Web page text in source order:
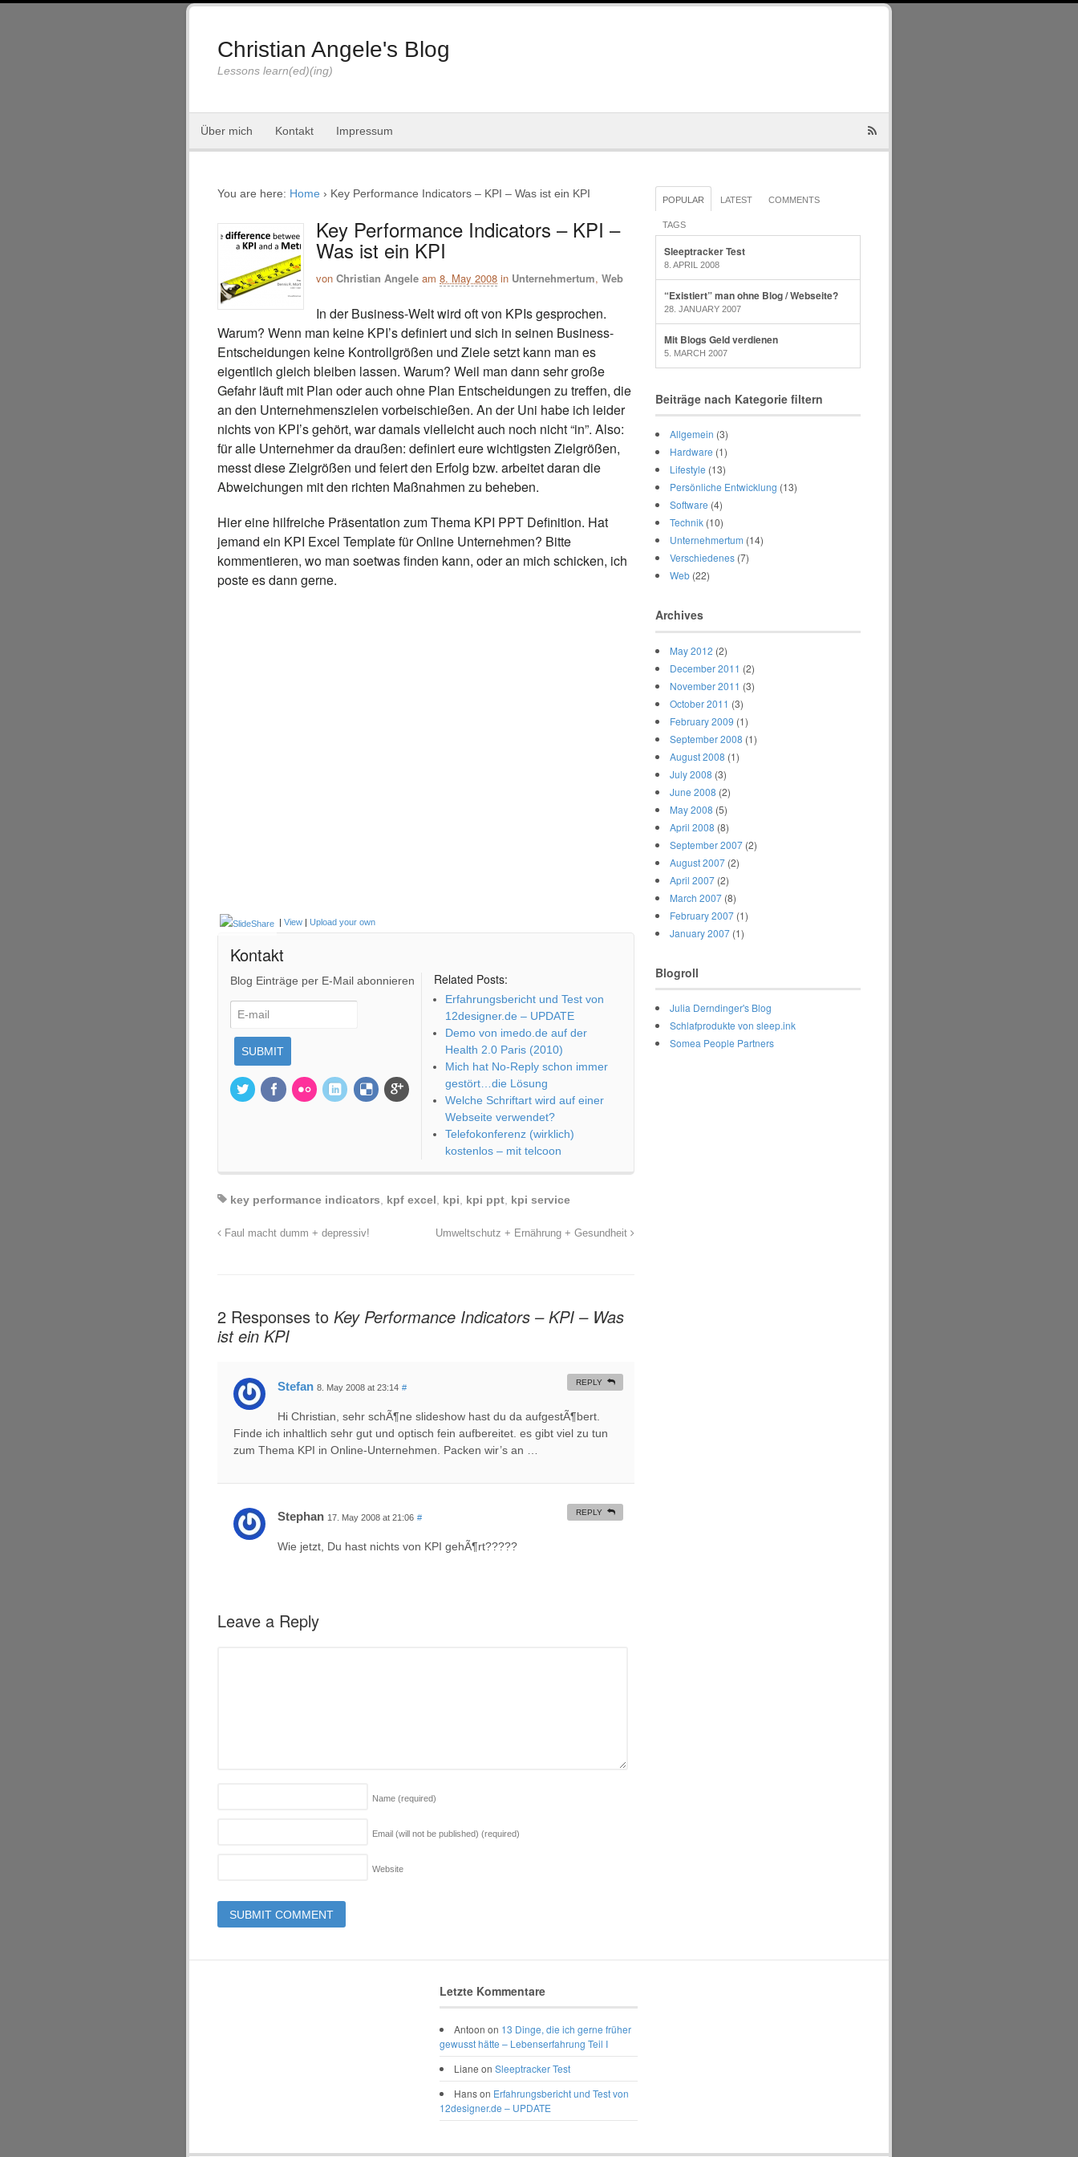
Christian Angele's Blog
Lessons learn(ed)(ing)
Über mich Kontakt Impressum
You are here: Home › Key Performance Indicators – KPI – Was ist ein KPI
Key Performance Indicators – KPI –
Was ist ein KPI
von Christian Angele am 8. May 2008 in Unternehmertum, Web
In der Business-Welt wird oft von KPIs gesprochen.
Warum? Wenn man keine KPI’s definiert und sich in seinen Business-
Entscheidungen keine Kontrollgrößen und Ziele setzt kann man es
eigentlich gleich bleiben lassen. Warum? Weil man dann sehr große
Gefahr läuft mit Plan oder auch ohne Plan Entscheidungen zu treffen, die
an den Unternehmenszielen vorbeischießen. An der Uni habe ich leider
nichts von KPI’s gehört, war damals vielleicht auch noch nicht “in”. Also:
für alle Unternehmer da draußen: definiert eure wichtigsten Zielgrößen,
messt diese Zielgrößen und feiert den Erfolg bzw. arbeitet daran die
Abweichungen mit den richten Maßnahmen zu beheben.
Hier eine hilfreiche Präsentation zum Thema KPI PPT Definition. Hat
jemand ein KPI Excel Template für Online Unternehmen? Bitte
kommentieren, wo man soetwas finden kann, oder an mich schicken, ich
poste es dann gerne.
| View | Upload your own
Kontakt
Blog Einträge per E-Mail abonnieren Related Posts:
Erfahrungsbericht und Test von
12designer.de – UPDATE
Demo von imedo.de auf der
Health 2.0 Paris (2010)
Mich hat No-Reply schon immer
gestört…die Lösung
Welche Schriftart wird auf einer
Webseite verwendet?
Telefokonferenz (wirklich)
kostenlos – mit telcoon
key performance indicators kpf excel kpi kpi ppt kpi service
Faul macht dumm + depressiv! Umweltschutz + Ernährung + Gesundheit
2 Responses to Key Performance Indicators – KPI – Was
ist ein KPI
Stefan 8. May 2008 at 23:14 #
Hi Christian, sehr schÃ¶ne slideshow hast du da aufgestÃ¶bert.
Finde ich inhaltlich sehr gut und optisch fein aufbereitet. es gibt viel zu tun
zum Thema KPI in Online-Unternehmen. Packen wir’s an …
REPLY
Stephan 17. May 2008 at 21:06 #
Wie jetzt, Du hast nichts von KPI gehÃ¶rt?????
REPLY
Leave a Reply
Name (required)
Email (will not be published) (required)
Website
POPULAR LATEST COMMENTS
TAGS
Sleeptracker Test
8. APRIL 2008
“Existiert” man ohne Blog / Webseite?
28. JANUARY 2007
Mit Blogs Geld verdienen
5. MARCH 2007
Beiträge nach Kategorie filtern
Allgemein (3)
Hardware (1)
Lifestyle (13)
Persönliche Entwicklung (13)
Software (4)
Technik (10)
Unternehmertum (14)
Verschiedenes (7)
Web (22)
Archives
May 2012 (2)
December 2011 (2)
November 2011 (3)
October 2011 (3)
February 2009 (1)
September 2008 (1)
August 2008 (1)
July 2008 (3)
June 2008 (2)
May 2008 (5)
April 2008 (8)
September 2007 (2)
August 2007 (2)
April 2007 (2)
March 2007 (8)
February 2007 (1)
January 2007 (1)
Blogroll
Julia Derndinger's Blog
Schlafprodukte von sleep.ink
Somea People Partners
Letzte Kommentare
Antoon on 13 Dinge, die ich gerne früher
gewusst hätte – Lebenserfahrung Teil I
Liane onSleeptracker Test
Hanson Erfahrungsbericht und Test von
12designer.de – UPDATE